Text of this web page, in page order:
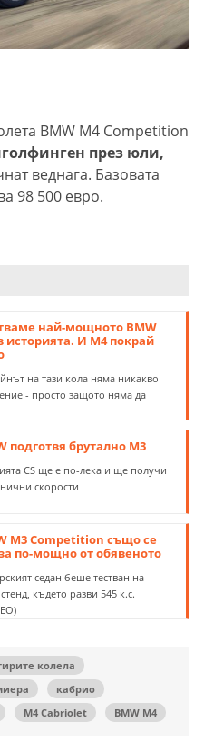
BMW M4 Competition
през юли,
веднага. Базовата
98 500 евро.
най-мощното BMW
историята. И M4 покрай
на тази кола няма никакво
- просто защото няма да
подготвя брутално M3
CS ще е по-лека и ще получи
скорости
M3 Competition също се
по-мощно от обявеното
седан беше тестван на
където разви 545 к.с.
колела
кабрио
M4 Cabriolet BMW M4